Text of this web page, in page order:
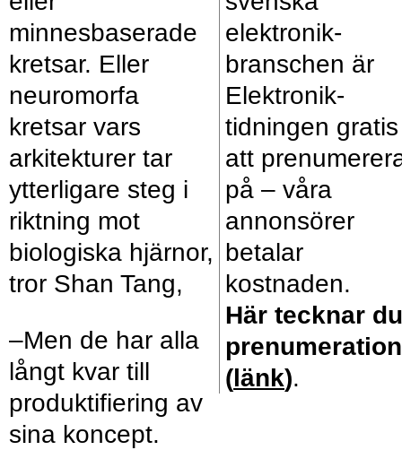
elektronik­
branschen är
Elektronik­
tidningen gratis
att
på – våra
annonsörer
betalar
kostnaden.
Här tecknar du
prenumeration
(länk).
minnesbaserade
kretsar. Eller
neuromorfa
kretsar vars
arkitekturer tar
ytterligare steg i
riktning mot
biologiska hjärnor,
tror Shan Tang,
–Men de har alla
långt kvar till
produktifiering av
sina koncept.